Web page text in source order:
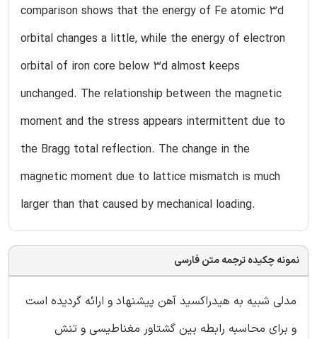
comparison shows that the energy of Fe atomic 3d
orbital changes a little, while the energy of electron
orbital of iron core below 3d almost keeps
unchanged. The relationship between the magnetic
moment and the stress appears intermittent due to
the Bragg total reflection. The change in the
magnetic moment due to lattice mismatch is much
larger than that caused by mechanical loading.
نمونه چکیده ترجمه متن فارسی
مدلی شبیه به هیدراکسید آهن پیشنهاد و ارائه گردیده است
و برای محاسبه رابطه بین گشتاور مغناطیسی و تنش